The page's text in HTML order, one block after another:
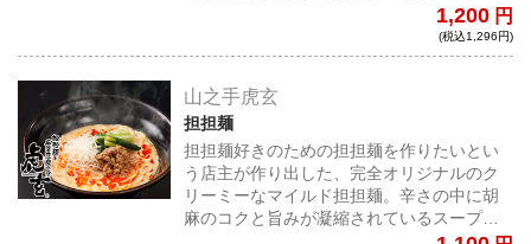
からじんわり来る甘みと酸味が味に深みを
1,200 円
(税込1,296円)
山之手虎玄
担担麺
担担麺好きのための担担麺を作りたいとい
う店主が作り出した、完全オリジナルのク
リーミーなマイルド担担麺。辛さの中に胡
麻のコクと旨みが凝縮されているスープに
特製極細麺とオリジナルラー油が食欲をそ